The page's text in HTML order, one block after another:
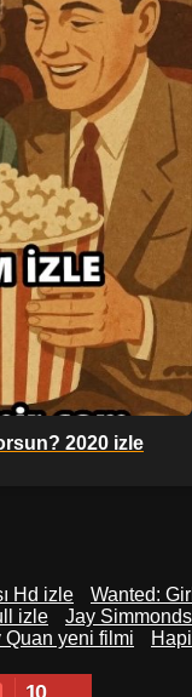
2020 izle
Hd izle Wanted:
izle Jay
Quan yeni filmi
10